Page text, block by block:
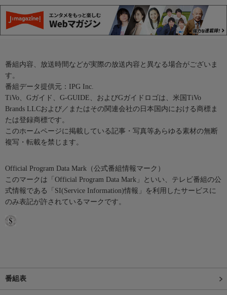
番組内容、放送時間などが実際の放送内容と異なる場合がございま
す。
番組データ提供元：IPG Inc.
TiVo、Gガイド、G-GUIDE、およびGガイドロゴは、米国TiVo
Brands LLCおよび／またはその関連会社の日本国内における商標ま
たは登録商標です。
このホームページに掲載している記事・写真等あらゆる素材の無断
複写・転載を禁じます。
Official Program Data Mark（公式番組情報マーク）
このマークは「Official Program Data Mark」といい、テレビ番組の公
式情報である「SI(Service Information)情報」を利用したサービスに
のみ表記が許されているマークです。
番組表